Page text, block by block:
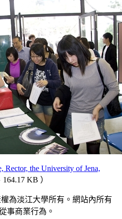
Rector, the University of Jena,
164.17 KB ）
為淡江大學所有。網站內所有
事商業行為。